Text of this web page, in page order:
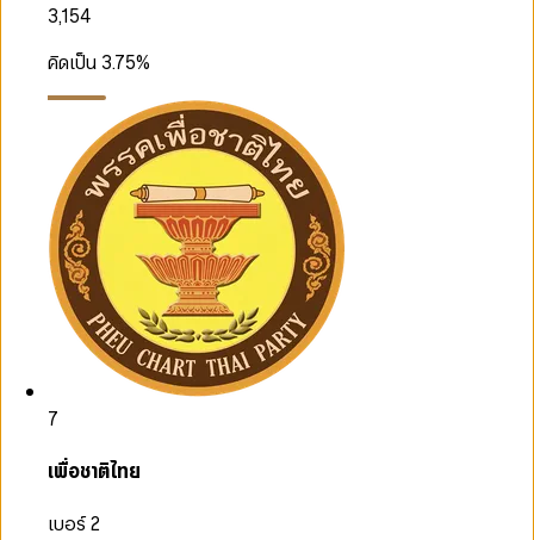
3,154
คิดเป็น 3.75%
7
เพื่อชาติไทย
เบอร์ 2